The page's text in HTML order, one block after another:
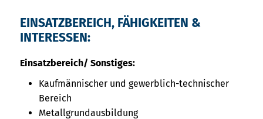
EINSATZBEREICH, FÄHIGKEITEN &
INTERESSEN:
Einsatzbereich/ Sonstiges:
Kaufmännischer und gewerblich-technischer
Bereich
Metallgrundausbildung